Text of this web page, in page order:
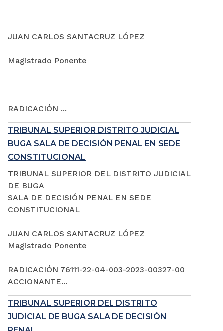
JUAN CARLOS SANTACRUZ LÓPEZ
Magistrado Ponente
RADICACIÓN ...
TRIBUNAL SUPERIOR DISTRITO JUDICIAL
BUGA SALA DE DECISIÓN PENAL EN SEDE
CONSTITUCIONAL
TRIBUNAL SUPERIOR DEL DISTRITO JUDICIAL
DE BUGA
SALA DE DECISIÓN PENAL EN SEDE
CONSTITUCIONAL
JUAN CARLOS SANTACRUZ LÓPEZ
Magistrado Ponente
RADICACIÓN 76111-22-04-003-2023-00327-00
ACCIONANTE...
TRIBUNAL SUPERIOR DEL DISTRITO
JUDICIAL DE BUGA SALA DE DECISIÓN